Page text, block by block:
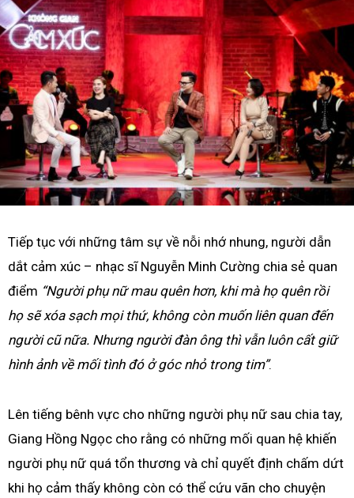
Tiếp tục với những tâm sự về nỗi nhớ nhung, người dẫn
dắt cảm xúc – nhạc sĩ Nguyễn Minh Cường chia sẻ quan
điểm “Người phụ nữ mau quên hơn, khi mà họ quên rồi
họ sẽ xóa sạch mọi thứ, không còn muốn liên quan đến
người cũ nữa. Nhưng người đàn ông thì vẫn luôn cất giữ
hình ảnh về mối tình đó ở góc nhỏ trong tim”.
Lên tiếng bênh vực cho những người phụ nữ sau chia tay,
Giang Hồng Ngọc cho rằng có những mối quan hệ khiến
người phụ nữ quá tổn thương và chỉ quyết định chấm dứt
khi họ cảm thấy không còn có thể cứu vãn cho chuyện